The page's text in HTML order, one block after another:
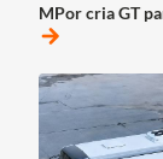
MPor cria GT
arrow_forward